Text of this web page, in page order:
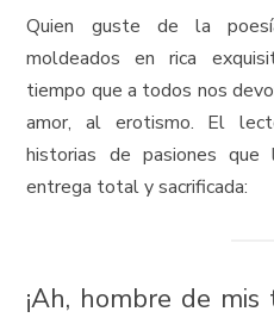
Quien guste de la
moldeados en rica
tiempo que a todos nos
amor, al erotismo. El
historias de pasiones
entrega total y sacrificada:
¡Ah, hombre de mis